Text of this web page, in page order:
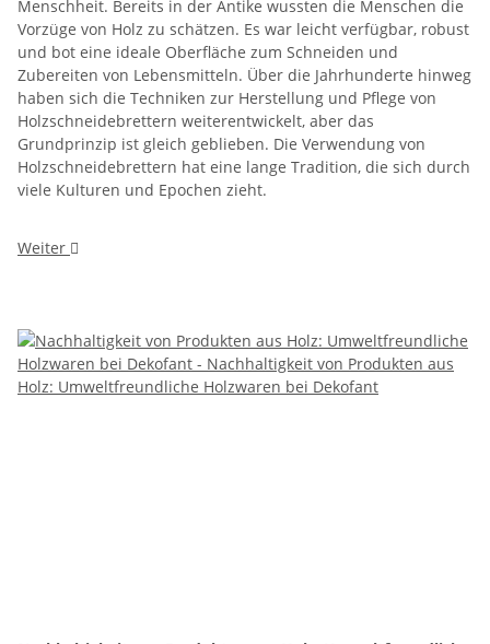
Menschheit. Bereits in der Antike wussten die Menschen die
Vorzüge von Holz zu schätzen. Es war leicht verfügbar, robust
und bot eine ideale Oberfläche zum Schneiden und
Zubereiten von Lebensmitteln. Über die Jahrhunderte hinweg
haben sich die Techniken zur Herstellung und Pflege von
Holzschneidebrettern weiterentwickelt, aber das
Grundprinzip ist gleich geblieben. Die Verwendung von
Holzschneidebrettern hat eine lange Tradition, die sich durch
viele Kulturen und Epochen zieht.
Weiter